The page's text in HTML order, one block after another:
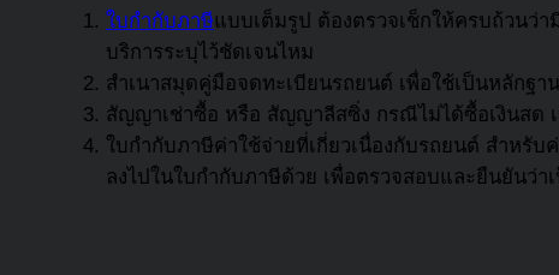
ใบกำกับภาษีแบบเต็มรูป ต้องตรวจเช็กให้ครบถ้วนว่
บริการระบุไว้ชัดเจนไหม
สำเนาสมุดคู่มือจดทะเบียนรถยนต์ เพื่อใช้เป็นหลักฐ
สัญญาเช่าซื้อ หรือ สัญญาลีสซิ่ง กรณีไม่ได้ซื้อเงินสด เ
ใบกำกับภาษีค่าใช้จ่ายที่เกี่ยวเนื่องกับรถยนต์ สำหรั
ลงไปในใบกำกับภาษีด้วย เพื่อตรวจสอบและยืนยันว่า